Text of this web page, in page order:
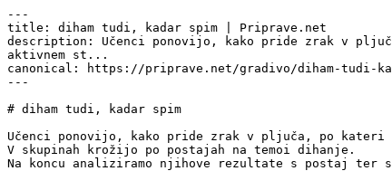
---
title: diham tudi, kadar spim | Priprave.net
description: Učenci ponovijo, kako pride zrak v
aktivnem st...
canonical: https://priprave.net/gradivo/diham-tudi-
---
# diham tudi, kadar spim
Učenci ponovijo, kako pride zrak v pljuča, po
V skupinah krožijo po postajah na temoi dihanje.
Na koncu analiziramo njihove rezultate s postaj ter